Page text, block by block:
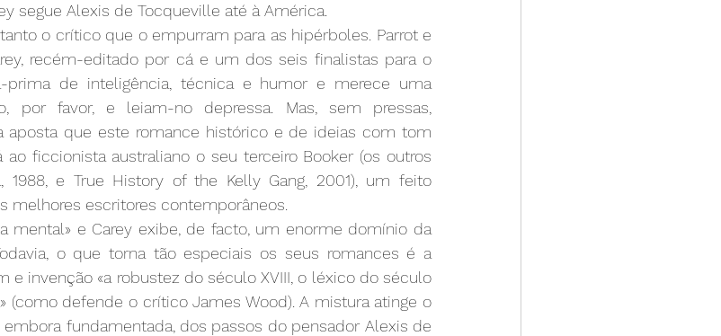
segue Alexis de Tocqueville até à América.
o crítico que o empurram para as hipérboles. Parrot e
recém-editado por cá e um dos seis finalistas para o
prima de inteligência, técnica e humor e merece uma
por favor, e leiam-no depressa. Mas, sem pressas,
aposta que este romance histórico e de ideias com tom
ficcionista australiano o seu terceiro Booker (os outros
1988, e True History of the Kelly Gang, 2001), um feito
melhores escritores contemporâneos.
mental» e Carey exibe, de facto, um enorme domínio da
o que torna tão especiais os seus romances é a
e invenção «a robustez do século XVIII, o léxico do século
(como defende o crítico James Wood). A mistura atinge o
fundamentada, dos passos do pensador Alexis de